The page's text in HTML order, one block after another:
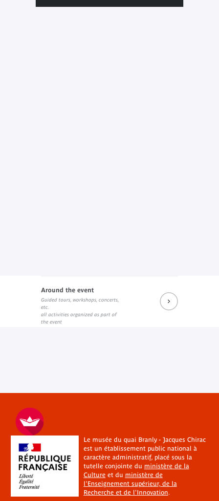
Around the event
Guided tours, workshops, concerts,
etc.
all activities organized as part of
the event
Le musée du quai Branly - Jacques Chirac
est un établissement public national à
caractère administratif, placé sous la
tutelle conjointe du ministère de la
Cultureet du ministère de
l'Enseignement supérieur, de la
Recherche et de l'Innovation.